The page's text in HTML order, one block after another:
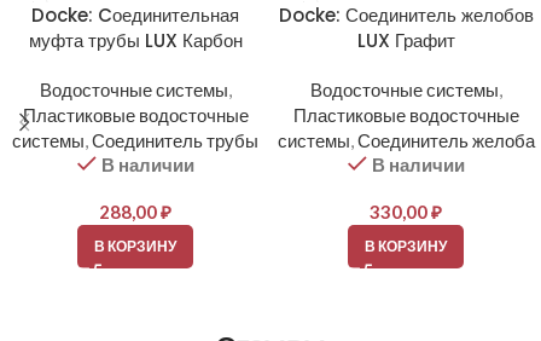
Docke: Cоединительная
муфта трубы LUX Карбон
Водосточные системы,
Пластиковые водосточные
системы,Соединитель трубы
В наличии
288,00₽
В КОРЗИНУ
Docke: Соединитель желобов
LUX Графит
Водосточные системы,
Пластиковые водосточные
системы,Соединитель желоба
В наличии
330,00₽
В КОРЗИНУ